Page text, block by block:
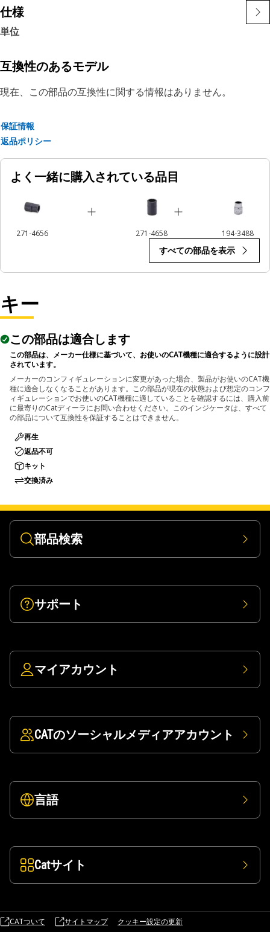
• シャロー タイプ
• 3/8 inスクエア ドライブ
• 黒色酸化物仕上げ
仕様
単位
互換性のあるモデル
現在、この部品の互換性に関する情報はありません。
保証情報
返品ポリシー
よく一緒に購入されている品目
271-4656 271-4658 194-3488
すべての部品を表示
キー
この部品は適合します
この部品は、メーカー仕様に基づいて、お使いのCAT機種に適合するように設計
されています。
メーカーのコンフィギュレーションに変更があった場合、製品がお使いのCAT機
種に適合しなくなることがあります。この部品が現在の状態および想定のコンフ
ィギュレーションでお使いのCAT機種に適していることを確認するには、購入前
に最寄りのCatディーラにお問い合わせください。このインジケータは、すべて
の部品について互換性を保証することはできません。
再生
返品不可
キット
交換済み
部品検索
サポート
マイアカウント
CATのソーシャルメディアアカウント
言語
Catサイト
CATついて サイトマップ クッキー設定の更新